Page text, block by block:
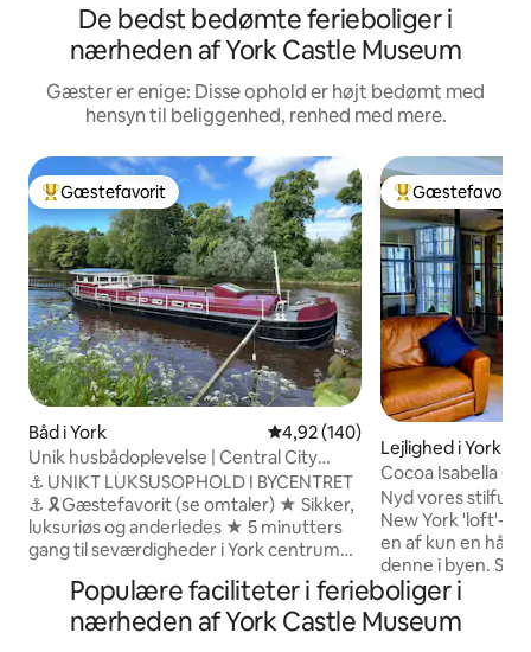
De bedst bedømte ferieboliger i
nærheden af York Castle Museum
Gæster er enige: Disse ophold er højt bedømt med
hensyn til beliggenhed, renhed med mere.
Bedste gæstefavorit
Gæstefavorit
Båd i York 4,92 ud af 5 i gennemsnitlig
4,92 (140)
Unik husbådoplevelse | Central City
Break
⚓️ UNIKT LUKSUSOPHOLD I BYCENTRET
⚓️ 🎗️Gæstefavorit (se omtaler) ★ Sikker,
luksuriøs og anderledes ★ 5 minutters
gang til seværdigheder i York centrum
Road' ★ 3 soveværelser med sengetøj
og håndklæder ★ Fuldt køkken med alle
moderne bekvemmeligheder ★
Bedste
Gæstefavorit
Lejlighed i York
Cocoa Isabella
parkering)
Nyd vores
New York 'loft'-stil. Direkte ved floden
en af kun en
denne i byen. Se vandet strømme forbi
dit vinduesplads,
række ud og plaske i det!
historiske
Populære faciliteter i ferieboliger i
nærheden af York Castle Museum